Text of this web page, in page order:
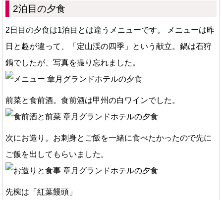
2泊目の夕食
2日目の夕食は1泊目とは違うメニューです。 メニューは昨
日と趣が違って、「定山渓の四季」という献立。鍋は石狩
鍋でしたが、写真を撮り忘れました。
前菜と食前酒。食前酒は甲州の白ワインでした。
次にお造り。お刺身とご飯を一緒に食べたかったので先に
ご飯を出してもらいました。
先椀は「紅葉饅頭」